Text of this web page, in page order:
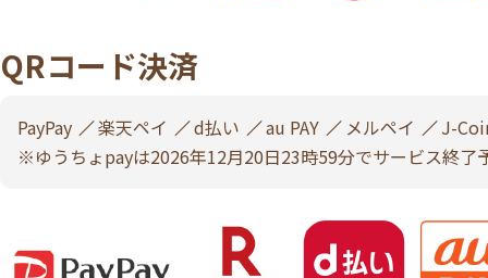
QRコード決済
PayPay 楽天ペイ d払い au PAY メルペイ
J-
※ゆうちょpayは2026年12月20日23時59分でサービス終了